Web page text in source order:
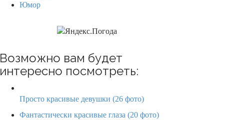
Юмор
Возможно вам будет
интересно посмотреть:
Просто красивые девушки (26 фото)
Фантастически красивые глаза (20 фото)